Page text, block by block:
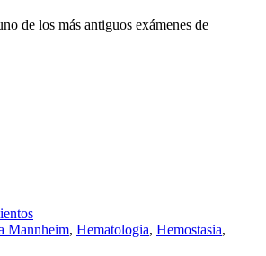
de los más antiguos exámenes de
Mannheim, Hematologia, Hemostasia,